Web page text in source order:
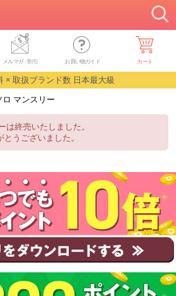
メルマガ・割引 お買い物ガイド カート
× 取扱ブランド数 日本最大級
ロ マンスリー
は終売いたしました。
うございました。